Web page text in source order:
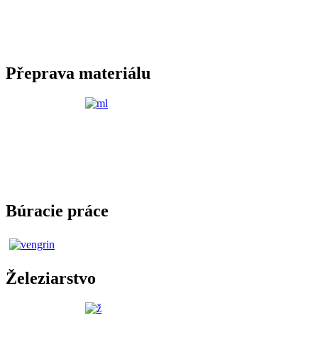
Přeprava materiálu
Búracie práce
Železiarstvo